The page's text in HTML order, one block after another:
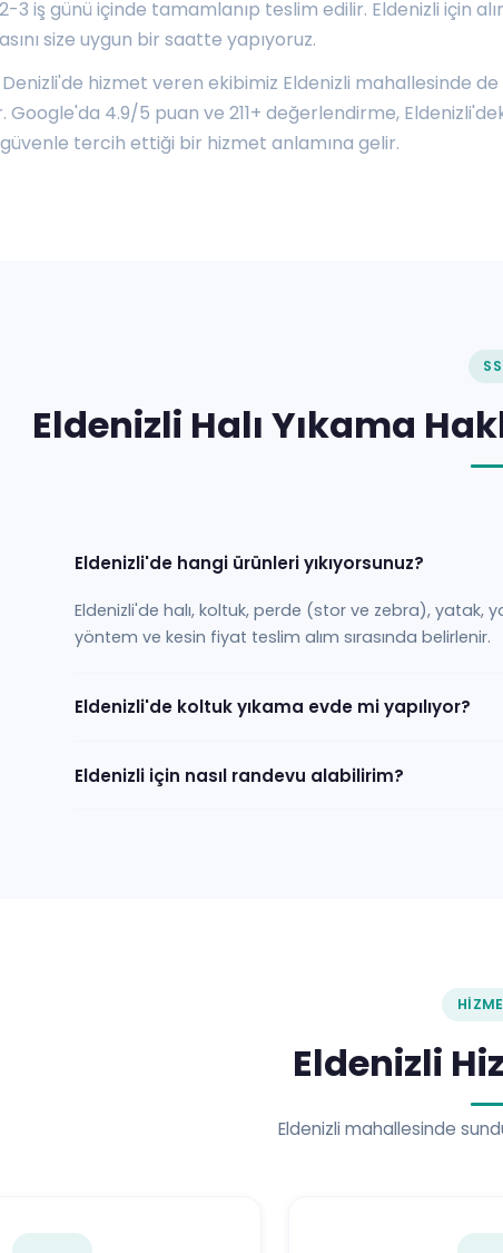
3 iş günü içinde tamamlanıp teslim edilir. Eldenizli için
size uygun bir saatte yapıyoruz.
hizmet veren ekibimiz Eldenizli mahallesinde de
Google'da 4.9/5 puan ve 211+ değerlendirme,
güvenle tercih ettiği bir hizmet anlamına gelir.
Eldenizli Halı Yıkama
Eldenizli'de hangi ürünleri yıkıyorsunuz?
Eldenizli'de halı, koltuk, perde (stor ve zebra), yatak,
yöntem ve kesin fiyat teslim alım sırasında belirlenir.
Eldenizli'de koltuk yıkama evde mi yapılıyor?
Eldenizli için nasıl randevu alabilirim?
Eldenizli
Eldenizli mahallesinde